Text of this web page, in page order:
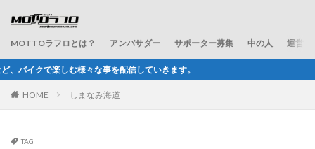
MOTTOラフロとは？ アンバサダー サポーター募集 中の人 運営会
配信していきます。
HOME しまなみ海道
TAG